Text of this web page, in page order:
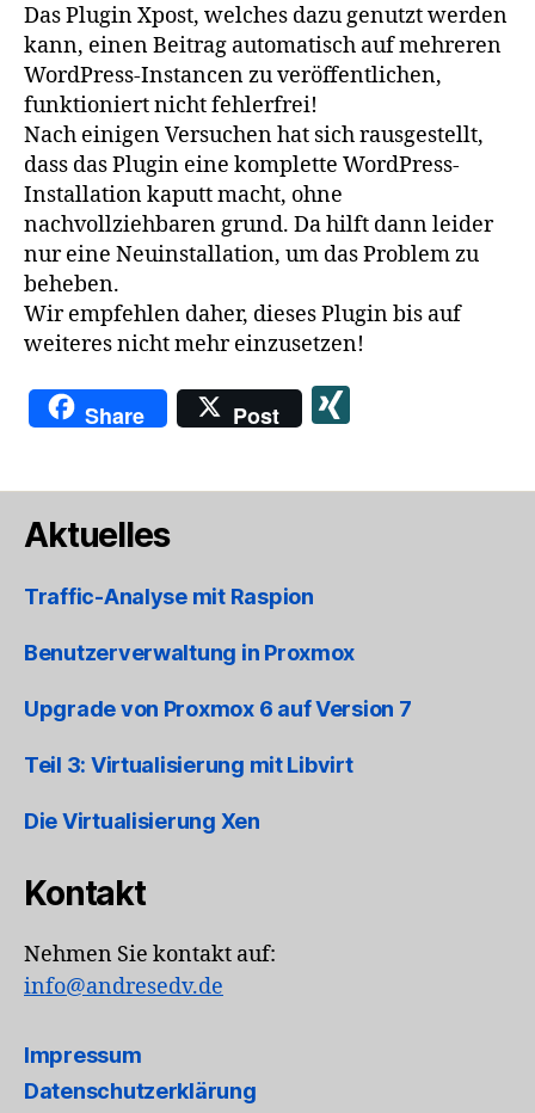
Das Plugin Xpost, welches dazu genutzt werden
kann, einen Beitrag automatisch auf mehreren
WordPress-Instancen zu veröffentlichen,
funktioniert nicht fehlerfrei!
Nach einigen Versuchen hat sich rausgestellt,
dass das Plugin eine komplette WordPress-
Installation kaputt macht, ohne
nachvollziehbaren grund. Da hilft dann leider
nur eine Neuinstallation, um das Problem zu
beheben.
Wir empfehlen daher, dieses Plugin bis auf
weiteres nicht mehr einzusetzen!
Share Post
N
Aktuelles
Traffic-Analyse mit Raspion
Benutzerverwaltung in Proxmox
Upgrade von Proxmox 6 auf Version 7
Teil 3: Virtualisierung mit Libvirt
Die Virtualisierung Xen
Kontakt
Nehmen Sie kontakt auf:
info@andresedv.de
Impressum
Datenschutzerklärung